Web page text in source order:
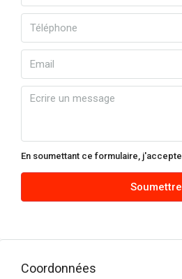
En soumettant ce formulaire, j'accepte
Soumettre
Coordonnées